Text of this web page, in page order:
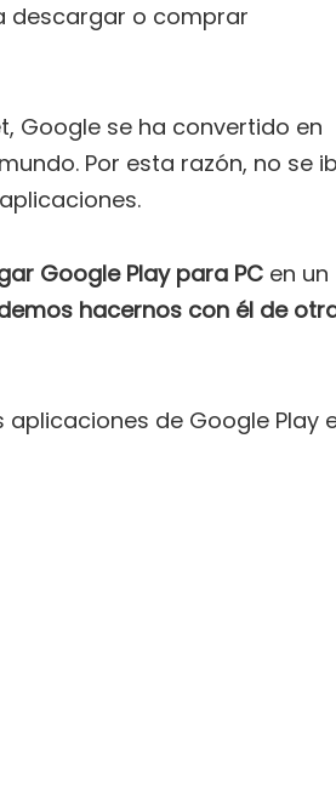
descargar o comprar
Google se ha convertido en
Por esta razón, no se
Google Play para PC en un
hacernos con él de
de Google Play